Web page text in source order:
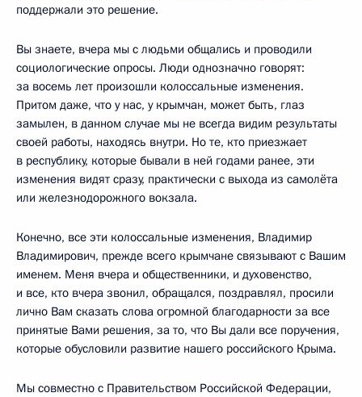
поддержали это решение.
Вы знаете, вчера мы с людьми общались и проводили
социологические опросы. Люди однозначно говорят:
за восемь лет произошли колоссальные изменения.
Притом даже, что у нас, у крымчан, может быть, глаз
замылен, в данном случае мы не всегда видим результаты
своей работы, находясь внутри. Но те, кто приезжает
в республику, которые бывали в ней годами ранее, эти
изменения видят сразу, практически с выхода из самолёта
или железнодорожного вокзала.
Конечно, все эти колоссальные изменения, Владимир
Владимирович, прежде всего крымчане связывают с Вашим
именем. Меня вчера и общественники, и духовенство,
и все, кто вчера звонил, обращался, поздравлял, просили
лично Вам сказать слова огромной благодарности за все
принятые Вами решения, за то, что Вы дали все поручения,
которые обусловили развитие нашего российского Крыма.
Мы совместно с Правительством Российской Федерации,